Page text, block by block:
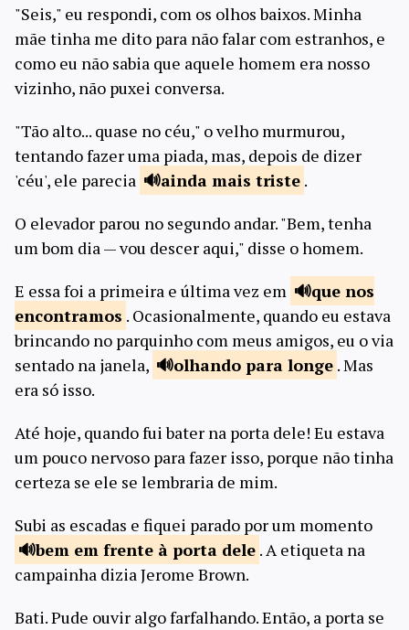
"Seis," eu respondi, com os olhos baixos. Minha
mãe tinha me dito para não falar com estranhos, e
como eu não sabia que aquele homem era nosso
vizinho, não puxei conversa.
"Tão alto... quase no céu," o velho murmurou,
tentando fazer uma piada, mas, depois de dizer
'céu', ele parecia
ainda mais triste .
O elevador parou no segundo andar. "Bem, tenha
um bom dia — vou descer aqui," disse o homem.
E essa foi a primeira e última vez em
que nos
encontramos . Ocasionalmente, quando eu estava
brincando no parquinho com meus amigos, eu o via
sentado na janela,
olhando para longe . Mas
era só isso.
Até hoje, quando fui bater na porta dele! Eu estava
um pouco nervoso para fazer isso, porque não tinha
certeza se ele se lembraria de mim.
Subi as escadas e fiquei parado por um momento
bem em frente à porta dele . A etiqueta na
campainha dizia Jerome Brown.
Bati. Pude ouvir algo farfalhando. Então, a porta se